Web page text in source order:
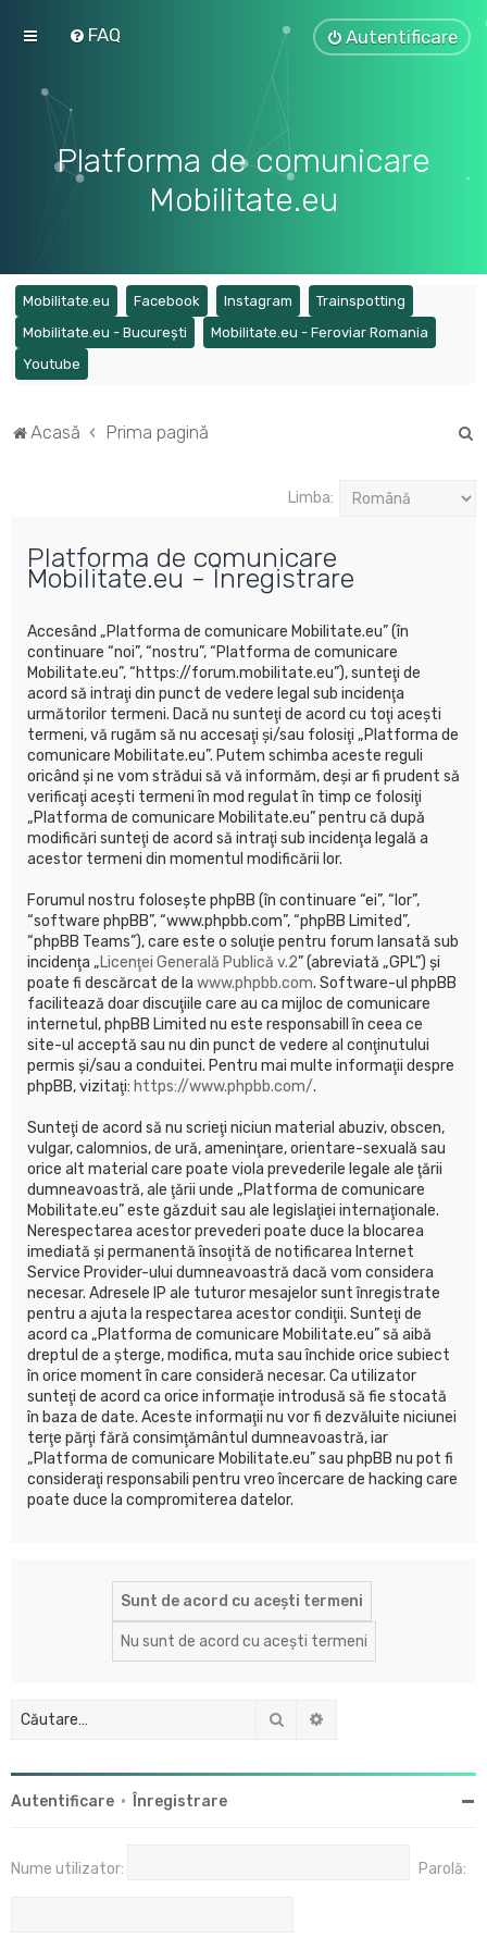
FAQ Autentificare
Platforma de comunicare
Mobilitate.eu
Mobilitate.eu (Opens a new tab)
Facebook (Opens a new tab)
Instagram (Opens a new tab)
Trainspotting
Mobilitate.eu - București (Opens a new tab)
Mobilitate.eu - Feroviar Romania
Youtube
Acasă Prima pagină
Limba:
Platforma de comunicare
Mobilitate.eu - Înregistrare
Accesând „Platforma de comunicare Mobilitate.eu” (în
continuare “noi”, “nostru”, “Platforma de comunicare
Mobilitate.eu”, “https://forum.mobilitate.eu”), sunteţi de
acord să intraţi din punct de vedere legal sub incidenţa
următorilor termeni. Dacă nu sunteţi de acord cu toţi aceşti
termeni, vă rugăm să nu accesaţi şi/sau folosiţi „Platforma de
comunicare Mobilitate.eu”. Putem schimba aceste reguli
oricând şi ne vom strădui să vă informăm, deşi ar fi prudent să
verificaţi aceşti termeni în mod regulat în timp ce folosiţi
„Platforma de comunicare Mobilitate.eu” pentru că după
modificări sunteţi de acord să intraţi sub incidenţa legală a
acestor termeni din momentul modificării lor.
Forumul nostru foloseşte phpBB (în continuare “ei”, “lor”,
“software phpBB”, “www.phpbb.com”, “phpBB Limited”,
“phpBB Teams”), care este o soluţie pentru forum lansată sub
incidenţa „Licenţei Generală Publică v.2” (abreviată „GPL”) şi
poate fi descărcat de la www.phpbb.com. Software-ul phpBB
facilitează doar discuţiile care au ca mijloc de comunicare
internetul, phpBB Limited nu este responsabill în ceea ce
site-ul acceptă sau nu din punct de vedere al conţinutului
permis şi/sau a conduitei. Pentru mai multe informaţii despre
phpBB, vizitaţi: https://www.phpbb.com/.
Sunteţi de acord să nu scrieţi niciun material abuziv, obscen,
vulgar, calomnios, de ură, ameninţare, orientare-sexuală sau
orice alt material care poate viola prevederile legale ale ţării
dumneavoastră, ale ţării unde „Platforma de comunicare
Mobilitate.eu” este găzduit sau ale legislaţiei internaţionale.
Nerespectarea acestor prevederi poate duce la blocarea
imediată şi permanentă însoţită de notificarea Internet
Service Provider-ului dumneavoastră dacă vom considera
necesar. Adresele IP ale tuturor mesajelor sunt înregistrate
pentru a ajuta la respectarea acestor condiţii. Sunteţi de
acord ca „Platforma de comunicare Mobilitate.eu” să aibă
dreptul de a şterge, modifica, muta sau închide orice subiect
în orice moment în care consideră necesar. Ca utilizator
sunteţi de acord ca orice informaţie introdusă să fie stocată
în baza de date. Aceste informaţii nu vor fi dezvăluite niciunei
terţe părţi fără consimţământul dumneavoastră, iar
„Platforma de comunicare Mobilitate.eu” sau phpBB nu pot fi
consideraţi responsabili pentru vreo încercare de hacking care
poate duce la compromiterea datelor.
Căutare
Autentificare • Înregistrare
Nume utilizator: Parolă: